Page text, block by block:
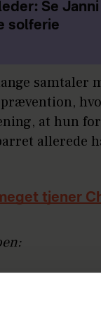
Se
solferie
samtaler
at hun
allerede
tjener